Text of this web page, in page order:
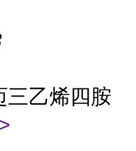
三乙烯四胺